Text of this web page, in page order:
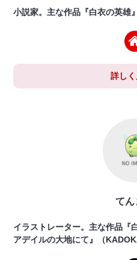
小説家。主な作品『白衣の英雄
詳し
てん
イラストレーター。主な作品『
アデイルの大地にて』（